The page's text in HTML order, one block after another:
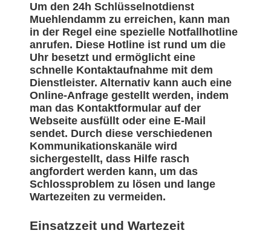
Um den 24h Schlüsselnotdienst
Muehlendamm zu erreichen, kann man
in der Regel eine spezielle Notfallhotline
anrufen. Diese Hotline ist rund um die
Uhr besetzt und ermöglicht eine
schnelle Kontaktaufnahme mit dem
Dienstleister. Alternativ kann auch eine
Online-Anfrage gestellt werden, indem
man das Kontaktformular auf der
Webseite ausfüllt oder eine E-Mail
sendet. Durch diese verschiedenen
Kommunikationskanäle wird
sichergestellt, dass Hilfe rasch
angfordert werden kann, um das
Schlossproblem zu lösen und lange
Wartezeiten zu vermeiden.
Einsatzzeit und Wartezeit